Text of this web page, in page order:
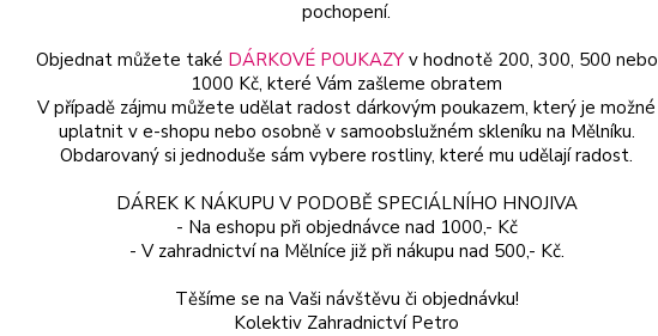
Varianta
pochopení.
Objednat můžete také DÁRKOVÉ POUKAZYv hodnotě 200, 300, 500 nebo
1000 Kč, které Vám zašleme obratem
V případě zájmu můžete udělat radost dárkovým poukazem, který je možné
uplatnit v e-shopu nebo osobně v samoobslužném skleníku na Mělníku.
Obdarovaný si jednoduše sám vybere rostliny, které mu udělají radost.
DÁREK K NÁKUPU V PODOBĚ SPECIÁLNÍHO HNOJIVA
- Na eshopu při objednávce nad 1000,- Kč
- V zahradnictví na Mělníce již při nákupu nad 500,- Kč.
Těšíme se na Vaši návštěvu či objednávku!
Kolektiv Zahradnictví Petro